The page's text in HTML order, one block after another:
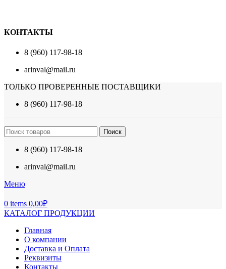
КОНТАКТЫ
8 (960) 117-98-18
arinval@mail.ru
ТОЛЬКО ПРОВЕРЕННЫЕ ПОСТАВЩИКИ
8 (960) 117-98-18
Поиск
8 (960) 117-98-18
arinval@mail.ru
Меню
0 items 0,00₽
КАТАЛОГ ПРОДУКЦИИ
Главная
О компании
Доставка и Оплата
Реквизиты
Контакты